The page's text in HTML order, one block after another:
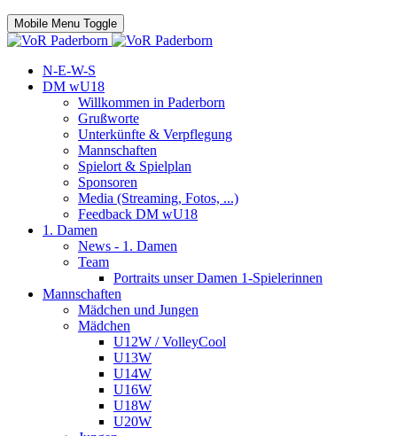
Mobile Menu Toggle
N-E-W-S
DM wU18
Willkommen in Paderborn
Grußworte
Unterkünfte & Verpflegung
Mannschaften
Spielort & Spielplan
Sponsoren
Media (Streaming, Fotos, ...)
Feedback DM wU18
1. Damen
News - 1. Damen
Team
Portraits unser Damen 1-Spielerinnen
Mannschaften
Mädchen und Jungen
Mädchen
U12W / VolleyCool
U13W
U14W
U16W
U18W
U20W